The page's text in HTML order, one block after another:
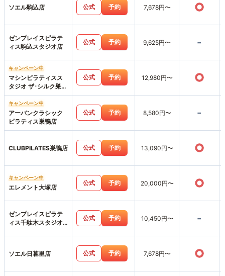
ソエル駒込店 公式 予約 7,678円〜 ○
ゼンプレイスピラテ
ィス駒込スタジオ店
公式 予約 9,625円〜 -
キャンペーン中
マシンピラティスス
タジオ ザ･シルク巣鴨
店
公式 予約 12,980円〜 ○
キャンペーン中
アーバンクラシック
ピラティス巣鴨店
公式 予約 8,580円〜 -
CLUBPILATES巣鴨店 公式 予約 13,090円〜 ○
キャンペーン中
エレメント大塚店
公式 予約 20,000円〜 ○
ゼンプレイスピラテ
ィス千駄木スタジオ
公式 予約 10,450円〜 -
ソエル日暮里店 公式 予約 7,678円〜 ○